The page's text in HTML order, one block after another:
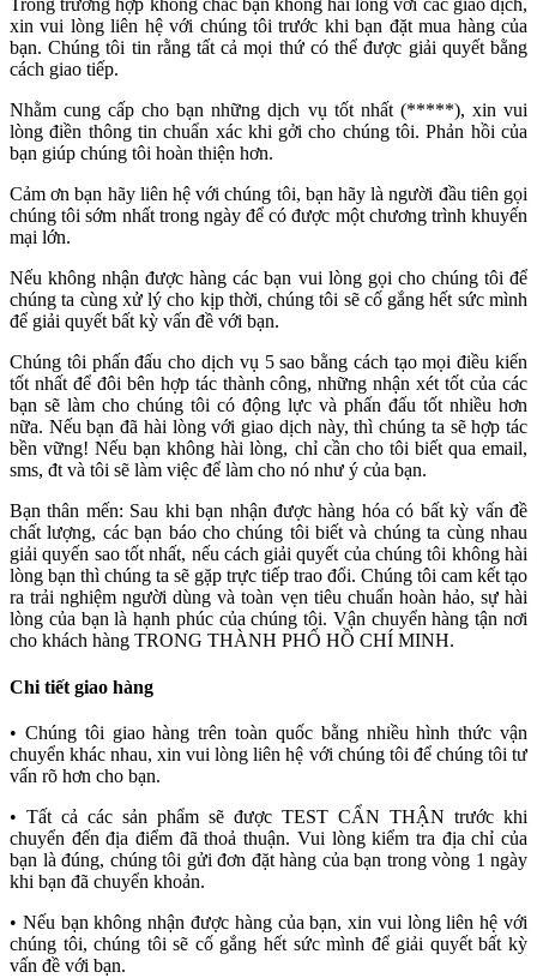
xin vui lòng liên hệ với chúng tôi trước khi bạn đặt mua hàng của
bạn. Chúng tôi tin rằng tất cả mọi thứ có thể được giải quyết bằng
cách giao tiếp.
Nhằm cung cấp cho bạn những dịch vụ tốt nhất (*****), xin vui
lòng điền thông tin chuẩn xác khi gởi cho chúng tôi. Phản hồi của
bạn giúp chúng tôi hoàn thiện hơn.
Cảm ơn bạn hãy liên hệ với chúng tôi, bạn hãy là người đầu tiên gọi
chúng tôi sớm nhất trong ngày để có được một chương trình khuyến
mại lớn.
Nếu không nhận được hàng các bạn vui lòng gọi cho chúng tôi để
chúng ta cùng xử lý cho kịp thời, chúng tôi sẽ cố gắng hết sức mình
để giải quyết bất kỳ vấn đề với bạn.
Chúng tôi phấn đấu cho dịch vụ 5 sao bằng cách tạo mọi điều kiến
tốt nhất để đôi bên hợp tác thành công, những nhận xét tốt của các
bạn sẽ làm cho chúng tôi có động lực và phấn đấu tốt nhiều hơn
nữa. Nếu bạn đã hài lòng với giao dịch này, thì chúng ta sẽ hợp tác
bền vững! Nếu bạn không hài lòng, chỉ cần cho tôi biết qua email,
sms, đt và tôi sẽ làm việc để làm cho nó như ý của bạn.
Bạn thân mến: Sau khi bạn nhận được hàng hóa có bất kỳ vấn đề
chất lượng, các bạn báo cho chúng tôi biết và chúng ta cùng nhau
giải quyến sao tốt nhất, nếu cách giải quyết của chúng tôi không hài
lòng bạn thì chúng ta sẽ gặp trực tiếp trao đổi. Chúng tôi cam kết tạo
ra trải nghiệm người dùng và toàn vẹn tiêu chuẩn hoàn hảo, sự hài
lòng của bạn là hạnh phúc của chúng tôi. Vận chuyển hàng tận nơi
cho khách hàng TRONG THÀNH PHỐ HỒ CHÍ MINH.
Chi tiết giao hàng
• Chúng tôi giao hàng trên toàn quốc bằng nhiều hình thức vận
chuyển khác nhau, xin vui lòng liên hệ với chúng tôi để chúng tôi tư
vấn rõ hơn cho bạn.
• Tất cả các sản phẩm sẽ được TEST CẨN THẬN trước khi
chuyển đến địa điểm đã thoả thuận. Vui lòng kiểm tra địa chỉ của
bạn là đúng, chúng tôi gửi đơn đặt hàng của bạn trong vòng 1 ngày
khi bạn đã chuyển khoản.
• Nếu bạn không nhận được hàng của bạn, xin vui lòng liên hệ với
chúng tôi, chúng tôi sẽ cố gắng hết sức mình để giải quyết bất kỳ
vấn đề với bạn.